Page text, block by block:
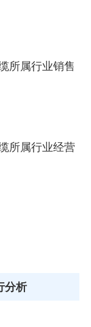
所属行业销售
所属行业经营
分析